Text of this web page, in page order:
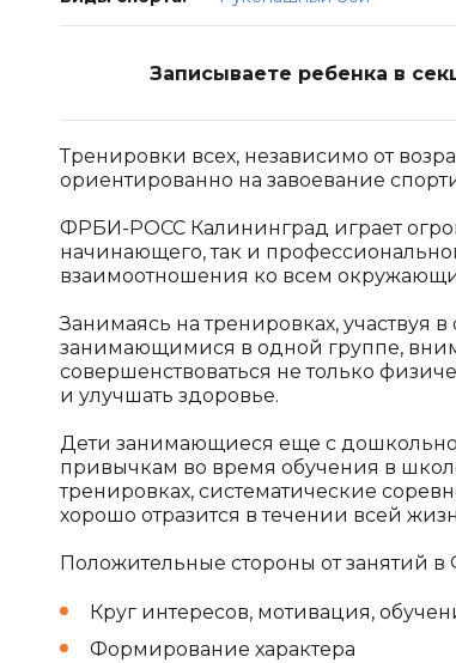
Записываете ребенка в
Тренировки всех, независимо от
ориентированно на завоевание
ФРБИ-РОСС Калининград играет
начинающего, так и
взаимоотношения ко всем
Занимаясь на тренировках, участвуя
занимающимися в одной группе,
совершенствоваться не только
и улучшать здоровье.
Дети занимающиеся еще с
привычкам во время обучения в
тренировках, систематические
хорошо отразится в течении всей
Положительные стороны от занятий
Круг интересов, мотивация,
Формирование характера